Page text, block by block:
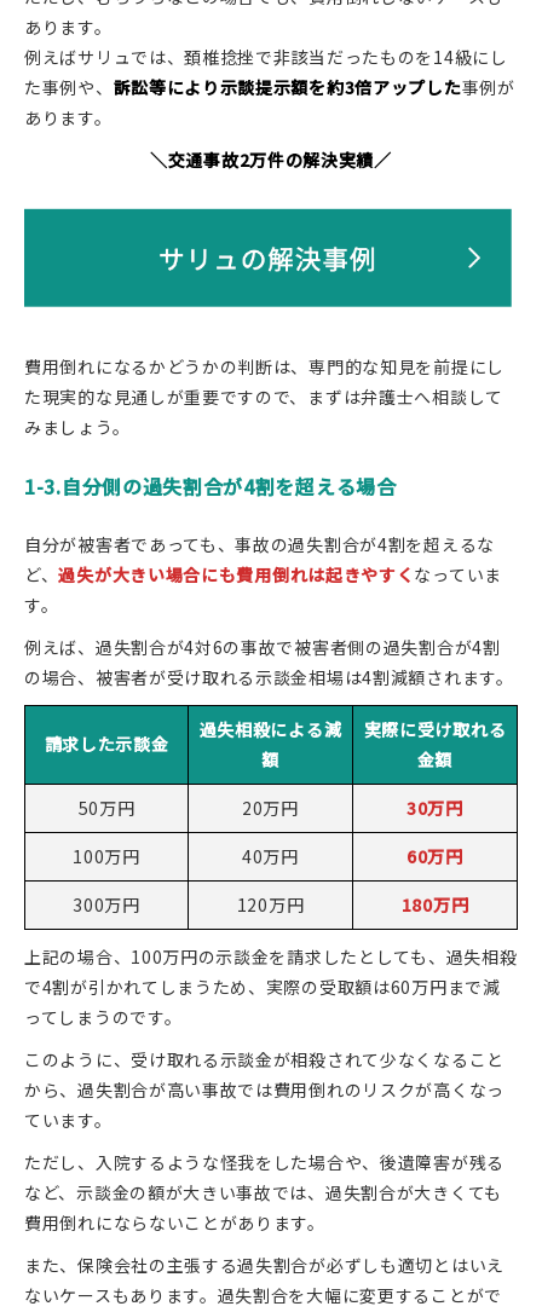
あります。
例えばサリュでは、頚椎捻挫で非該当だったものを14級にし
た事例や、 訴訟等により示談提示額を約3倍アップした事例が
あります。
＼交通事故2万件の解決実績／
費用倒れになるかどうかの判断は、専門的な知見を前提にし
た現実的な見通しが重要ですので、まずは弁護士へ相談して
みましょう。
1-3.自分側の過失割合が4割を超える場合
自分が被害者であっても、事故の過失割合が4割を超えるな
ど、過失が大きい場合にも費用倒れは起きやすく なっていま
す。
例えば、過失割合が4対6の事故で被害者側の過失割合が4割
の場合、被害者が受け取れる示談金相場は4割減額されます。
請求した示談金
過失相殺による減
額
実際に受け取れる
金額
50万円
20万円
30万円
100万円
40万円
60万円
300万円
120万円 180万円
上記の場合、100万円の示談金を請求したとしても、過失相殺
で4割が引かれてしまうため、実際の受取額は60万円まで減
ってしまうのです。
このように、受け取れる示談金が相殺されて少なくなること
から、過失割合が高い事故では費用倒れのリスクが高くなっ
ています。
ただし、入院するような怪我をした場合や、後遺障害が残る
など、示談金の額が大きい事故では、過失割合が大きくても
費用倒れにならないことがあります。
また、保険会社の主張する過失割合が必ずしも適切とはいえ
ないケースもあります。過失割合を大幅に変更することがで